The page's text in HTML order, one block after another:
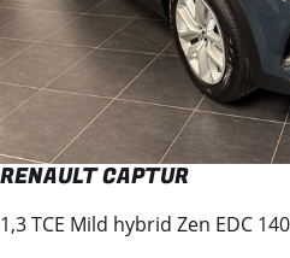
RENAULT CAPTUR
1,3 TCE Mild hybrid Zen EDC